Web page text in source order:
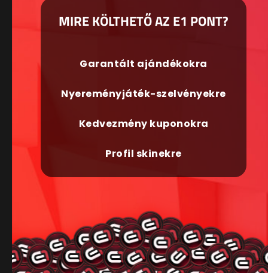
MIRE KÖLTHETŐ AZ E1 PONT?
Garantált ajándékokra
Nyereményjáték-szelvényekre
Kedvezmény kuponokra
Profil skinekre